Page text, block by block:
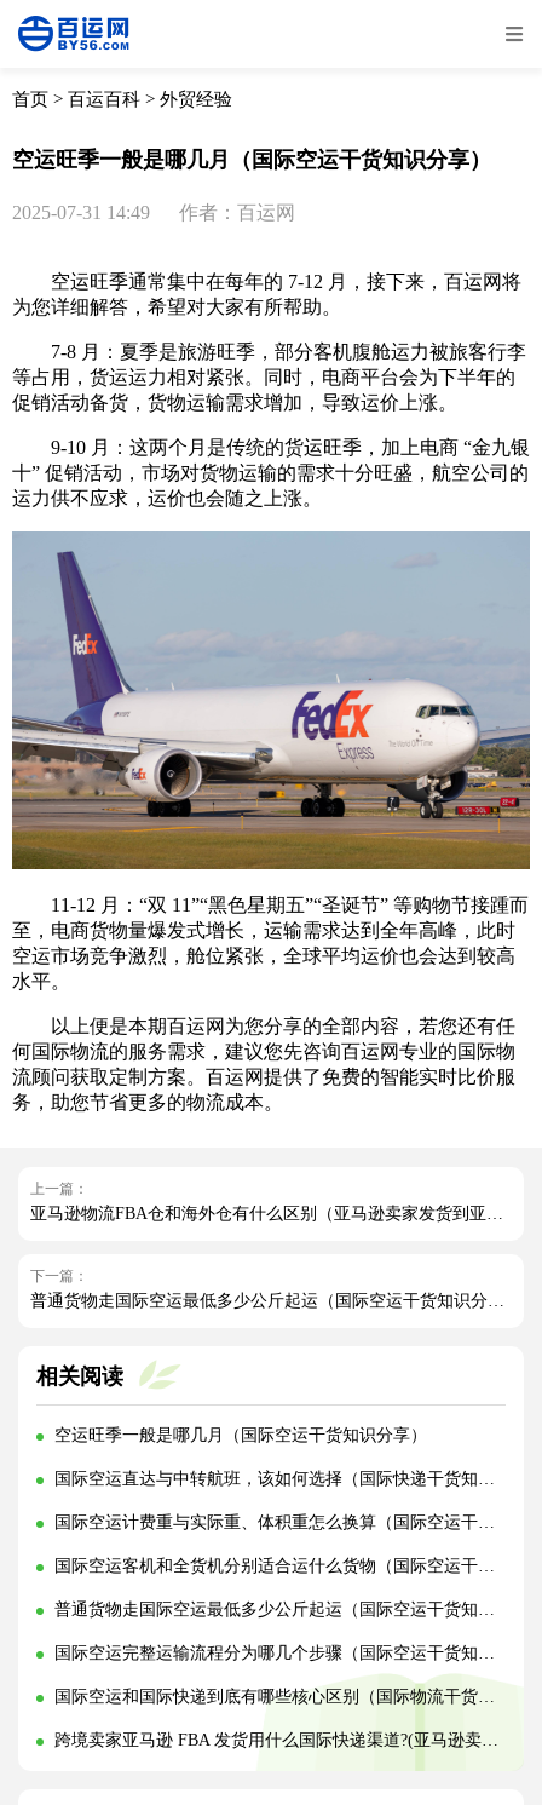
全部 物流资讯
取消
首页 > 百运百科 > 外贸经验
空运旺季一般是哪几月（国际空运干货知识分享）
2025-07-31 14:49 作者：百运网
空运旺季通常集中在每年的 7-12 月，接下来，百运网将
为您详细解答，希望对大家有所帮助。
7-8 月：夏季是旅游旺季，部分客机腹舱运力被旅客行李
等占用，货运运力相对紧张。同时，电商平台会为下半年的
促销活动备货，货物运输需求增加，导致运价上涨。
9-10 月：这两个月是传统的货运旺季，加上电商 “金九银
十” 促销活动，市场对货物运输的需求十分旺盛，航空公司的
运力供不应求，运价也会随之上涨。
11-12 月：“双 11”“黑色星期五”“圣诞节” 等购物节接踵而
至，电商货物量爆发式增长，运输需求达到全年高峰，此时
空运市场竞争激烈，舱位紧张，全球平均运价也会达到较高
水平。
以上便是本期百运网为您分享的全部内容，若您还有任
何国际物流的服务需求，建议您先咨询百运网专业的国际物
流顾问获取定制方案。百运网提供了免费的智能实时比价服
务，助您节省更多的物流成本。
上一篇：
下一篇：
相关阅读
空运旺季一般是哪几月（国际空运干货知识分享）
国际空运直达与中转航班，该如何选择（国际快递干货知识分享）
国际空运计费重与实际重、体积重怎么换算（国际空运干货知识分享）
国际空运客机和全货机分别适合运什么货物（国际空运干货知识分享）
普通货物走国际空运最低多少公斤起运（国际空运干货知识分享）
国际空运完整运输流程分为哪几个步骤（国际空运干货知识分享）
国际空运和国际快递到底有哪些核心区别（国际物流干货知识分享）
跨境卖家亚马逊 FBA 发货用什么国际快递渠道?(亚马逊卖家必看篇)